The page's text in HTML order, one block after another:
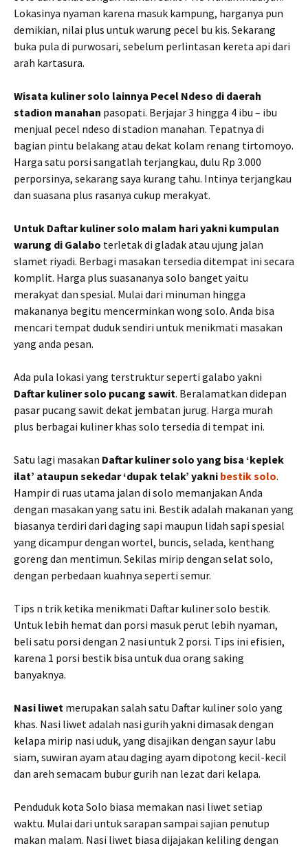
Lokasinya nyaman karena masuk kampung, harganya pun
demikian, nilai plus untuk warung pecel bu kis. Sekarang
buka pula di purwosari, sebelum perlintasan kereta api dari
arah kartasura.
Wisata kuliner solo lainnya Pecel Ndeso di daerah
stadion manahan pasopati. Berjajar 3 hingga 4 ibu – ibu
menjual pecel ndeso di stadion manahan. Tepatnya di
bagian pintu belakang atau dekat kolam renang tirtomoyo.
Harga satu porsi sangatlah terjangkau, dulu Rp 3.000
perporsinya, sekarang saya kurang tahu. Intinya terjangkau
dan suasana plus rasanya cukup merakyat.
Untuk Daftar kuliner solo malam hari yakni kumpulan
warung di Galabo terletak di gladak atau ujung jalan
slamet riyadi. Berbagi masakan tersedia ditempat ini secara
komplit. Harga plus suasananya solo banget yaitu
merakyat dan spesial. Mulai dari minuman hingga
makananya begitu mencerminkan wong solo. Anda bisa
mencari tempat duduk sendiri untuk menikmati masakan
yang anda pesan.
Ada pula lokasi yang terstruktur seperti galabo yakni
Daftar kuliner solo pucang sawit. Beralamatkan didepan
pasar pucang sawit dekat jembatan jurug. Harga murah
plus berbagai kuliner khas solo tersedia di tempat ini.
Satu lagi masakan Daftar kuliner solo yang bisa ‘keplek
ilat’ ataupun sekedar ‘dupak telak’ yakni bestik solo.
Hampir di ruas utama jalan di solo memanjakan Anda
dengan masakan yang satu ini. Bestik adalah makanan yang
biasanya terdiri dari daging sapi maupun lidah sapi spesial
yang dicampur dengan wortel, buncis, selada, kenthang
goreng dan mentimun. Sekilas mirip dengan selat solo,
dengan perbedaan kuahnya seperti semur.
Tips n trik ketika menikmati Daftar kuliner solo bestik.
Untuk lebih hemat dan porsi masuk perut lebih nyaman,
beli satu porsi dengan 2 nasi untuk 2 porsi. Tips ini efisien,
karena 1 porsi bestik bisa untuk dua orang saking
banyaknya.
Nasi liwet merupakan salah satu Daftar kuliner solo yang
khas. Nasi liwet adalah nasi gurih yakni dimasak dengan
kelapa mirip nasi uduk, yang disajikan dengan sayur labu
siam, suwiran ayam atau daging ayam dipotong kecil-kecil
dan areh semacam bubur gurih nan lezat dari kelapa.
Penduduk kota Solo biasa memakan nasi liwet setiap
waktu. Mulai dari untuk sarapan sampai sajian penutup
makan malam. Nasi liwet biasa dijajakan keliling dengan